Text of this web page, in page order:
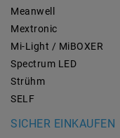
Meanwell
Mextronic
Mi-Light / MiBOXER
Spectrum LED
Strühm
SELF
SICHER EINKAUFEN